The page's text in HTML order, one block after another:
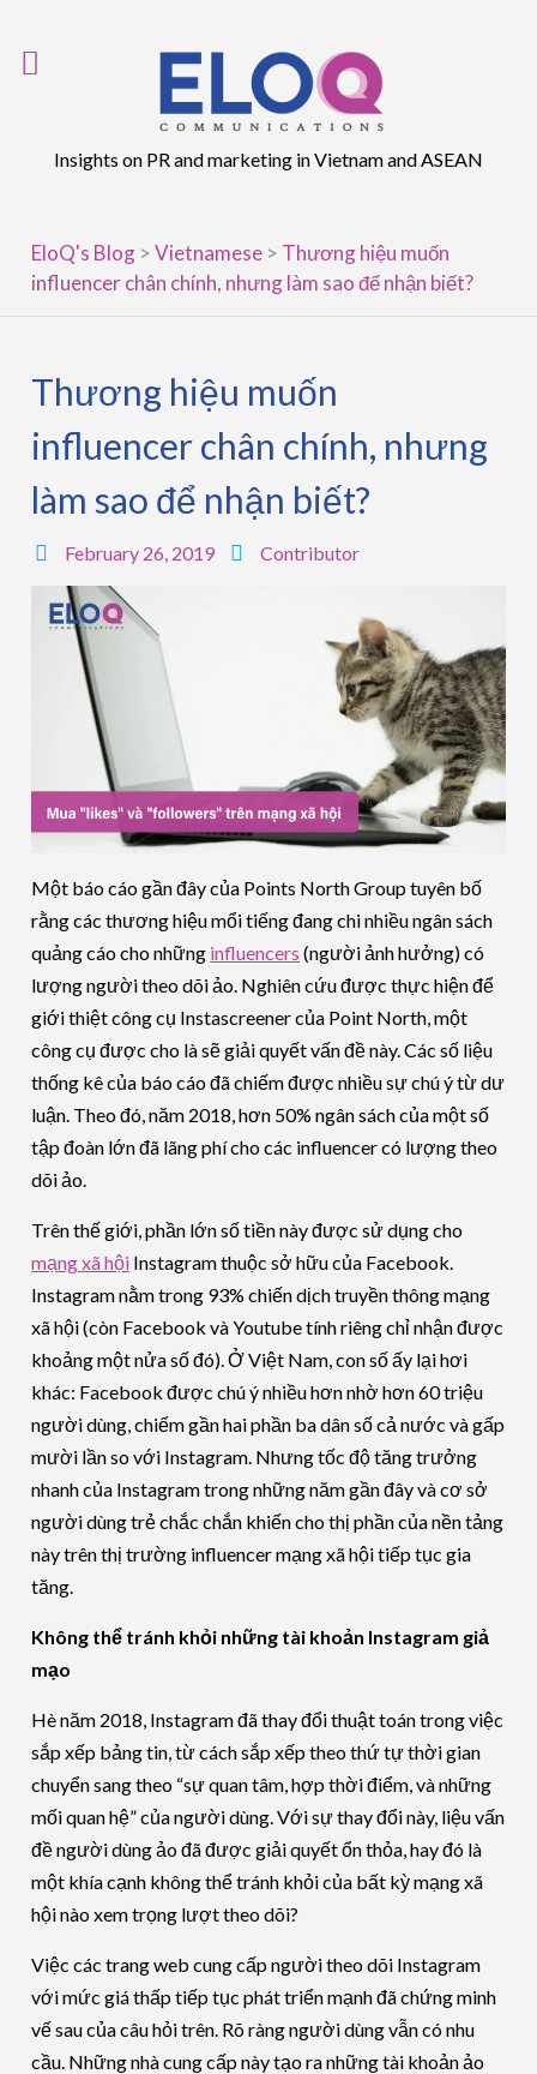
Insights on PR and marketing in Vietnam and ASEAN
EloQ's Blog >Vietnamese > Thương hiệu muốn
influencer chân chính, nhưng làm sao để nhận biết?
Thương hiệu muốn
influencer chân chính, nhưng
làm sao để nhận biết?
February 26, 2019 Contributor
Một báo cáo gần đây của Points North Group tuyên bố
rằng các thương hiệu mổi tiếng đang chi nhiều ngân sách
quảng cáo cho những influencers (người ảnh hưởng) có
lượng người theo dõi ảo. Nghiên cứu được thực hiện để
giới thiệt công cụ Instascreener của Point North, một
công cụ được cho là sẽ giải quyết vấn đề này. Các số liệu
thống kê của báo cáo đã chiếm được nhiều sự chú ý từ dư
luận. Theo đó, năm 2018, hơn 50% ngân sách của một số
tập đoàn lớn đã lãng phí cho các influencer có lượng theo
dõi ảo.
Trên thế giới, phần lớn số tiền này được sử dụng cho
mạng xã hội Instagram thuộc sở hữu của Facebook.
Instagram nằm trong 93% chiến dịch truyền thông mạng
xã hội (còn Facebook và Youtube tính riêng chỉ nhận được
khoảng một nửa số đó). Ở Việt Nam, con số ấy lại hơi
khác: Facebook được chú ý nhiều hơn nhờ hơn 60 triệu
người dùng, chiếm gần hai phần ba dân số cả nước và gấp
mười lần so với Instagram. Nhưng tốc độ tăng trưởng
nhanh của Instagram trong những năm gần đây và cơ sở
người dùng trẻ chắc chắn khiến cho thị phần của nền tảng
này trên thị trường influencer mạng xã hội tiếp tục gia
tăng.
Không thể tránh khỏi những tài khoản Instagram giả
mạo
Hè năm 2018, Instagram đã thay đổi thuật toán trong việc
sắp xếp bảng tin, từ cách sắp xếp theo thứ tự thời gian
chuyển sang theo “sự quan tâm, hợp thời điểm, và những
mối quan hệ” của người dùng. Với sự thay đổi này, liệu vấn
đề người dùng ảo đã được giải quyết ổn thỏa, hay đó là
một khía cạnh không thể tránh khỏi của bất kỳ mạng xã
hội nào xem trọng lượt theo dõi?
Việc các trang web cung cấp người theo dõi Instagram
với mức giá thấp tiếp tục phát triển mạnh đã chứng minh
vế sau của câu hỏi trên. Rõ ràng người dùng vẫn có nhu
cầu. Những nhà cung cấp này tạo ra những tài khoản ảo